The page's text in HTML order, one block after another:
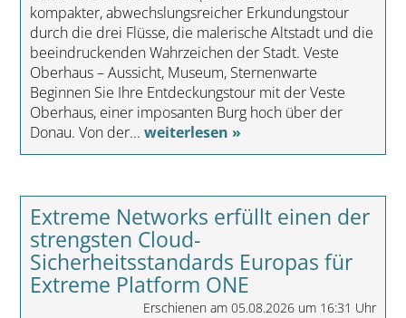
kompakter, abwechslungsreicher Erkundungstour
durch die drei Flüsse, die malerische Altstadt und die
beeindruckenden Wahrzeichen der Stadt. Veste
Oberhaus – Aussicht, Museum, Sternenwarte
Beginnen Sie Ihre Entdeckungstour mit der Veste
Oberhaus, einer imposanten Burg hoch über der
Donau. Von der... weiterlesen »
Extreme Networks erfüllt einen der
strengsten Cloud-
Sicherheitsstandards Europas für
Extreme Platform ONE
Erschienen am 05.08.2026 um 16:31 Uhr